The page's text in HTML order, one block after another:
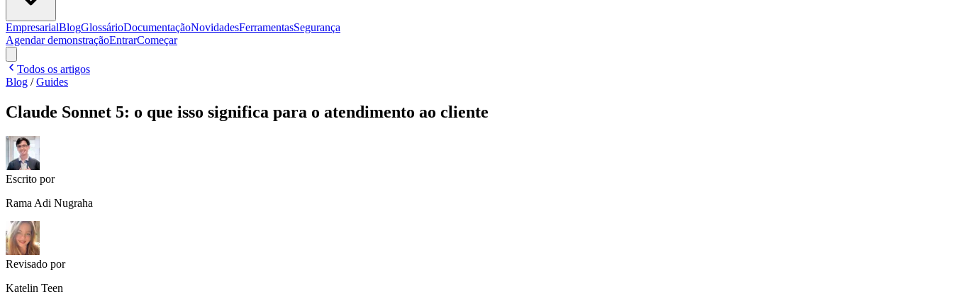
EmpresarialBlogGlossárioDocumentaçãoNovidadesFerramentasSegurança
Agendar demonstraçãoEntrarComeçar
Todos os artigos
Blog /Guides
Claude Sonnet 5: o que isso significa para o atendimento ao cliente
Escrito por
Rama Adi Nugraha
Revisado por
Katelin Teen